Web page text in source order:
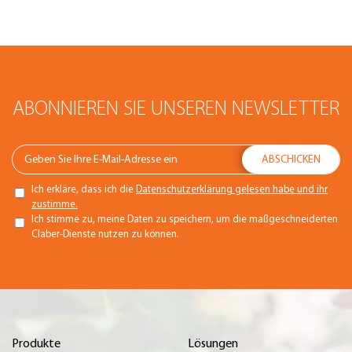
ABONNIEREN SIE UNSEREN NEWSLETTER
Ich erkläre, dass ich die Datenschutzerklärung gelesen habe und ihr
zustimme.
Ich stimme zu, meine Daten zu speichern, um die maßgeschneiderten
Claber-Dienste nutzen zu können.
Produkte
Lösungen